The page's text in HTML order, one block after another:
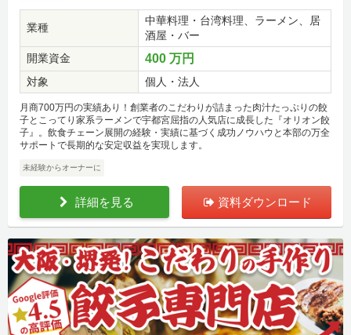
業種
中華料理・台湾料理、ラーメン、居
酒屋・バー
開業資金
400 万円
対象 個人・法人
月商700万円の実績あり！創業者のこだわりが詰まった肉汁たっぷりの餃
子とこってり家系ラーメンで宇都宮屈指の人気店に成長した『オリオン餃
子』。飲食チェーン展開の経験・実績に基づく成功ノウハウと本部の万全
サポートで長期的な安定収益を実現します。
未経験からオーナーに
詳細を見る 資料ダウンロード